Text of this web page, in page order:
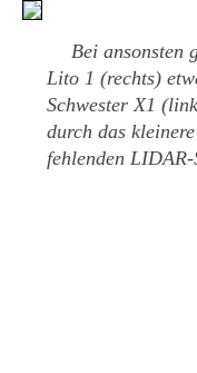
Bei ansonsten
Lito 1 (rechts)
Schwester X1
durch das
fehlenden LIDAR-